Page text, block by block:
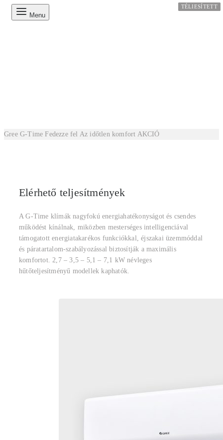
Menu
Gree G-Time Fedezze fel Az időtlen komfort AKCIÓ
Elérhető teljesítmények
A G-Time klímák nagyfokú energiahatékonyságot és csendes
működést kínálnak, miközben mesterséges intelligenciával
támogatott energiatakarékos funkciókkal, éjszakai üzemmóddal
és páratartalom-szabályozással biztosítják a maximális
komfortot. 2,7 – 3,5 – 5,1 – 7,1 kW névleges
hűtőteljesítményű modellek kaphatók.
TÉLIESÍTETT
TÉLIESÍTETT
TÉLIESÍTETT
TÉLIESÍTETT